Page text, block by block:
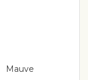
Mauve